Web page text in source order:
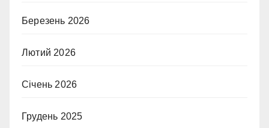
Березень 2026
Лютий 2026
Січень 2026
Грудень 2025